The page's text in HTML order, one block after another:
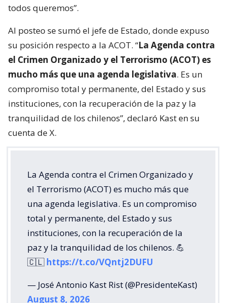
todos queremos”.
Al posteo se sumó el jefe de Estado, donde expuso
su posición respecto a la ACOT. “La Agenda contra
el Crimen Organizado y el Terrorismo (ACOT) es
mucho más que una agenda legislativa. Es un
compromiso total y permanente, del Estado y sus
instituciones, con la recuperación de la paz y la
tranquilidad de los chilenos”, declaró Kast en su
cuenta de X.
La Agenda contra el Crimen Organizado y
el Terrorismo (ACOT) es mucho más que
una agenda legislativa. Es un compromiso
total y permanente, del Estado y sus
instituciones, con la recuperación de la
paz y la tranquilidad de los chilenos. 💪
🇨🇱 https://t.co/VQntj2DUFU
— José Antonio Kast Rist (@PresidenteKast)
August 8, 2026